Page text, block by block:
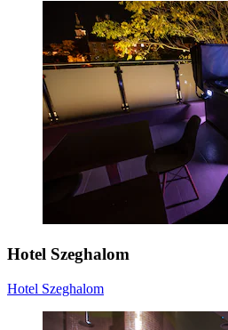
Hotel Szeghalom
Hotel Szeghalom